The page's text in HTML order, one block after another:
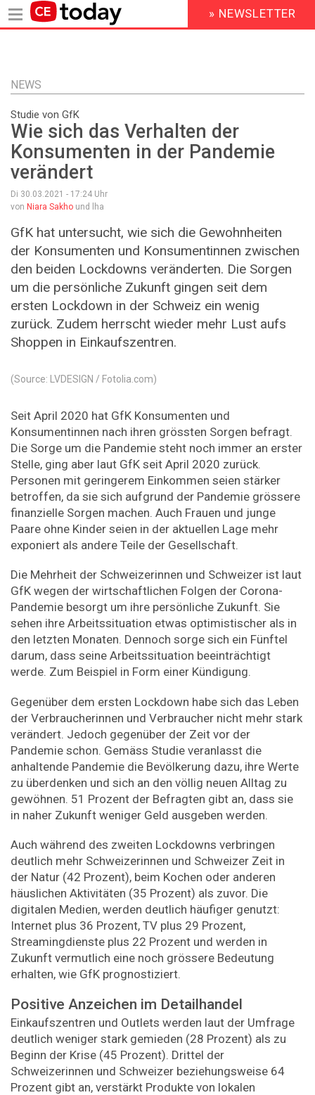
Inhalt
HEADER
MENU
» NEWSLETTER
NEWS
Studie von GfK
Wie sich das Verhalten der
Konsumenten in der Pandemie
verändert
Di 30.03.2021 - 17:24 Uhr
von Niara Sakho und lha
GfK hat untersucht, wie sich die Gewohnheiten
der Konsumenten und Konsumentinnen zwischen
den beiden Lockdowns veränderten. Die Sorgen
um die persönliche Zukunft gingen seit dem
ersten Lockdown in der Schweiz ein wenig
zurück. Zudem herrscht wieder mehr Lust aufs
Shoppen in Einkaufszentren.
(Source: LVDESIGN / Fotolia.com)
Seit April 2020 hat GfK Konsumenten und
Konsumentinnen nach ihren grössten Sorgen befragt.
Die Sorge um die Pandemie steht noch immer an erster
Stelle, ging aber laut GfK seit April 2020 zurück.
Personen mit geringerem Einkommen seien stärker
betroffen, da sie sich aufgrund der Pandemie grössere
finanzielle Sorgen machen. Auch Frauen und junge
Paare ohne Kinder seien in der aktuellen Lage mehr
exponiert als andere Teile der Gesellschaft.
Die Mehrheit der Schweizerinnen und Schweizer ist laut
GfK wegen der wirtschaftlichen Folgen der Corona-
Pandemie besorgt um ihre persönliche Zukunft. Sie
sehen ihre Arbeitssituation etwas optimistischer als in
den letzten Monaten. Dennoch sorge sich ein Fünftel
darum, dass seine Arbeitssituation beeinträchtigt
werde. Zum Beispiel in Form einer Kündigung.
Gegenüber dem ersten Lockdown habe sich das Leben
der Verbraucherinnen und Verbraucher nicht mehr stark
verändert. Jedoch gegenüber der Zeit vor der
Pandemie schon. Gemäss Studie veranlasst die
anhaltende Pandemie die Bevölkerung dazu, ihre Werte
zu überdenken und sich an den völlig neuen Alltag zu
gewöhnen. 51 Prozent der Befragten gibt an, dass sie
in naher Zukunft weniger Geld ausgeben werden.
Auch während des zweiten Lockdowns verbringen
deutlich mehr Schweizerinnen und Schweizer Zeit in
der Natur (42 Prozent), beim Kochen oder anderen
häuslichen Aktivitäten (35 Prozent) als zuvor. Die
digitalen Medien, werden deutlich häufiger genutzt:
Internet plus 36 Prozent, TV plus 29 Prozent,
Streamingdienste plus 22 Prozent und werden in
Zukunft vermutlich eine noch grössere Bedeutung
erhalten, wie GfK prognostiziert.
Positive Anzeichen im Detailhandel
Einkaufszentren und Outlets werden laut der Umfrage
deutlich weniger stark gemieden (28 Prozent) als zu
Beginn der Krise (45 Prozent). Drittel der
Schweizerinnen und Schweizer beziehungsweise 64
Prozent gibt an, verstärkt Produkte von lokalen